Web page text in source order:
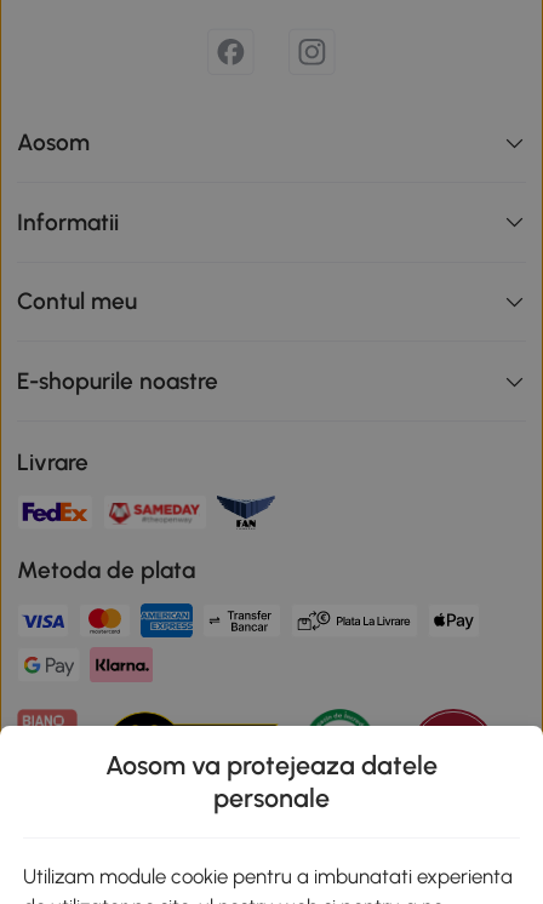
Aosom
Informatii
Contul meu
E-shopurile noastre
Livrare
Metoda de plata
Descarca aplicatia Aosom
Aosom va protejeaza datele
personale
Utilizam module cookie pentru a imbunatati experienta